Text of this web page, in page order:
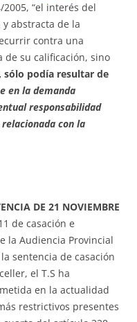
“el interés del
abstracta de la
contra una
de su calificación, sino
sólo podía resultar de
en la demanda
responsabilidad
con la
DE 21 NOVIEMBRE
de casación e
la Audiencia Provincial
sentencia de casación
el T.S ha
en la actualidad
restrictivos presentes